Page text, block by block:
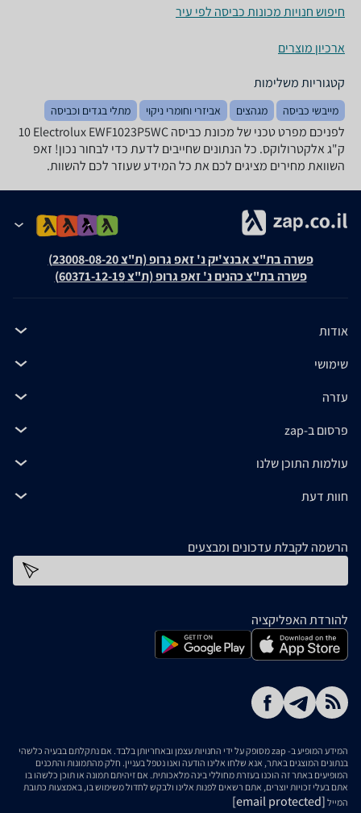
חיפוש חנויות מכונות כביסה לפי עיר
ארכיון מוצרים
קטגוריות משלימות
מייבשי כביסה מגהצים אביזרי וחומרי ניקוי מתלי בגדים וכביסה
לפניכם מפרט טכני של מכונת כביסה Electrolux EWF1023P5WC ‏10
‏ק"ג אלקטרולוקס. כל הנתונים שחייבים לדעת כדי לבחור נכון! זאפ
השוואת מחירים מציגים לכם את כל המידע שעוזר לכם להשוות.
פשרה בת"צ אבנצ'יק נ' זאפ גרופ (ת"צ 23008-08-20)
פשרה בת"צ כהנים נ' זאפ גרופ (ת"צ 60371-12-19)
אודות
שימושי
עזרה
פרסום ב-zap
עולמות התוכן שלנו
חוות דעת
הרשמה לקבלת עדכונים ומבצעים
להורדת האפליקציה
המידע המופיע ב- zap מסופק על ידי החנויות עצמן ובאחריותן בלבד. אם נתקלתם בבעיה כלשהי
בנתונים המוצגים באתר, אנא שלחו אלינו הודעה ואנו נטפל בעניין. חלק מהתמונות והתכנים
המופיעים באתר זה הוכנו בעזרת מחוללי בינה מלאכותית. אם זיהיתם תמונה או תוכן כלשהו בו
אתם בעלי זכויות יוצרים, אתם רשאים לפנות אלינו ולבקש לחדול משימוש בו, באמצעות כתובת
המייל [email protected]